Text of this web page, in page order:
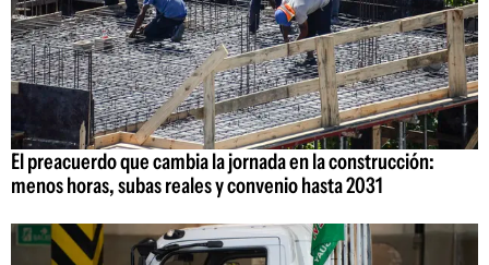
El preacuerdo que cambia la jornada en la construcción:
menos horas, subas reales y convenio hasta 2031